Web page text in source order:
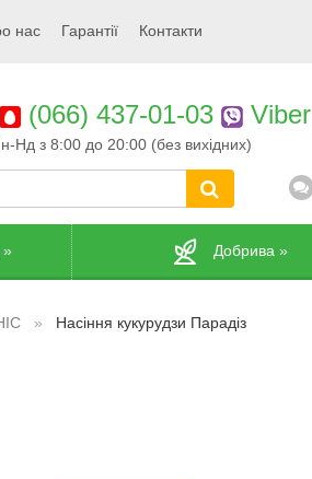
нас Гарантії Контакти
(066) 437-01-03 Viber
Нд з 8:00 до 20:00 (без вихідних)
» Добрива »
Насіння кукурудзи Парадіз